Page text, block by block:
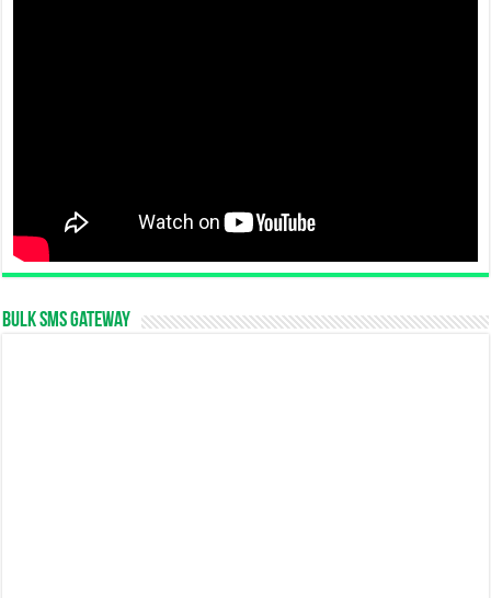
Bulk SMS Gateway